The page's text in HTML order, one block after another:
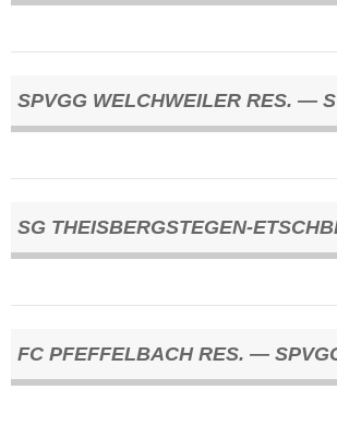
SPVGG WELCHWEILER RES. —
SG THEISBERGSTEGEN-
FC PFEFFELBACH RES. —